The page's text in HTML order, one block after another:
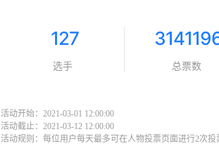
127
选手 总票数
活动开始：2021-03-01 12:00:00
活动截止：2021-03-12 12:00:00
活动规则：每位用户每天最多可在人物投票页面进行2次